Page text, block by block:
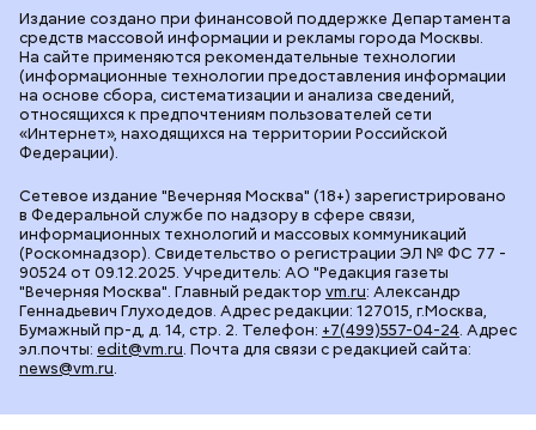
Сетевое издание "Вечерняя Москва" (18+) зарегистрировано
в Федеральной службе по надзору в сфере связи,
информационных технологий и массовых коммуникаций
(Роскомнадзор). Свидетельство о регистрации ЭЛ № ФС 77 -
90524 от 09.12.2025. Учредитель: АО "Редакция газеты
"Вечерняя Москва". Главный редактор vm.ru: Александр
Геннадьевич Глуходедов. Адрес редакции: 127015, г.Москва,
Бумажный пр-д, д. 14, стр. 2. Телефон: +7(499)557-04-24. Адрес
эл.почты: edit@vm.ru. Почта для связи с редакцией сайта:
news@vm.ru.
Издание создано при финансовой поддержке Департамента
средств массовой информации и рекламы города Москвы.
На сайте применяются рекомендательные технологии
(информационные технологии предоставления информации
на основе сбора, систематизации и анализа сведений,
относящихся к предпочтениям пользователей сети
«Интернет», находящихся на территории Российской
Федерации).